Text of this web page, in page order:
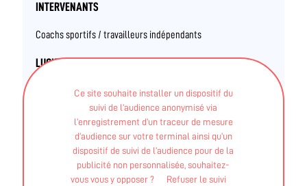
Ce site souhaite installer un dispositif du
suivi de l’audience anonymisé via
l’enregistrement d’un traceur de mesure
d’audience sur votre terminal ainsi qu’un
dispositif de suivi de l’audience pour de la
publicité non personnalisée, souhaitez-
vous vous y opposer ?
Refuser le suivi
INTERVENANTS
Coachs sportifs / travailleurs indépendants
LUCIE HARAN
STAPS APA - Licence
STAPS APA - Maitrise
Autre - Education thérapeutique du patient